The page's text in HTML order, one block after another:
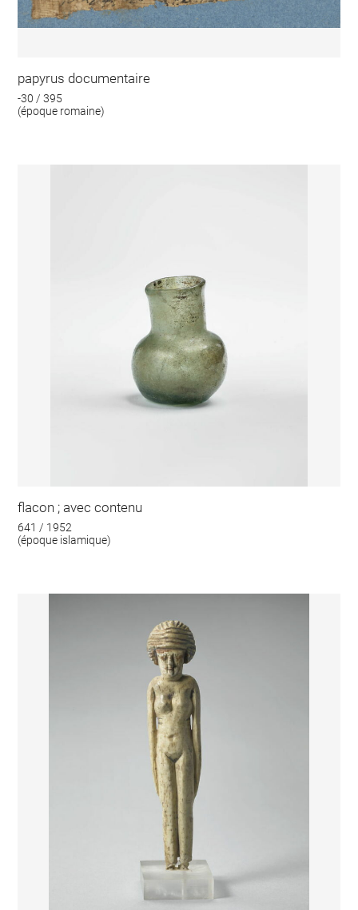
papyrus documentaire
-30 / 395
(époque romaine)
flacon ; avec contenu
641 / 1952
(époque islamique)